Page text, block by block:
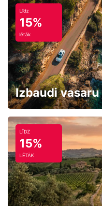
Līdz
15%
lētāk
Izbaudi vasaru
LĪDZ
15%
LĒTĀK